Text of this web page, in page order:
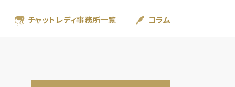
チャットレディ事務所一覧 コラム